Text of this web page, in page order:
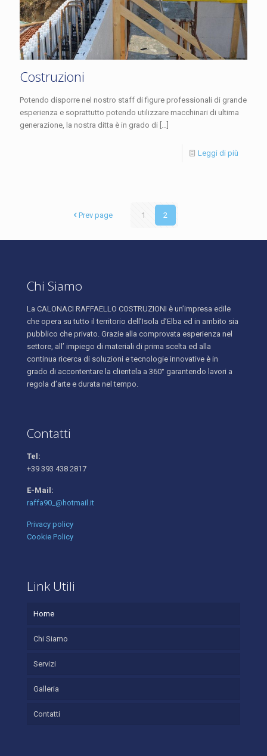
Costruzioni
Potendo disporre nel nostro staff di figure professionali di grande
esperienza e soprattutto potendo utilizzare macchinari di ultima
generazione, la nostra ditta è in grado di […]
Leggi di più
Prev page 1 2
Chi Siamo
La CALONACI RAFFAELLO COSTRUZIONI è un’impresa edile
che opera su tutto il territorio dell’Isola d’Elba ed in ambito sia
pubblico che privato. Grazie alla comprovata esperienza nel
settore, all’ impiego di materiali di prima scelta ed alla
continua ricerca di soluzioni e tecnologie innovative è in
grado di accontentare la clientela a 360° garantendo lavori a
regola d’arte e durata nel tempo.
Contatti
Tel:
+39 393 438 2817
E-Mail:
raffa90_@hotmail.it
Privacy policy
Cookie Policy
Link Utili
Home
Chi Siamo
Servizi
Galleria
Contatti